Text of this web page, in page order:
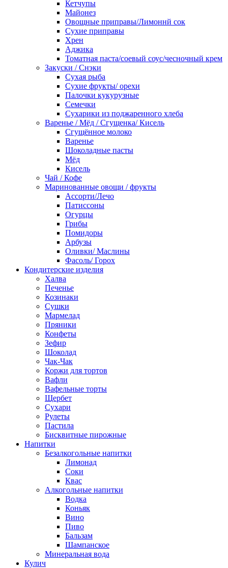
Кетчупы
Майонез
Овощные приправы/Лимоннй сок
Сухие приправы
Хрен
Аджика
Томатная паста/соевый соус/чесночный крем
Закуски / Снэки
Сухая рыба
Сухие фрукты/ орехи
Палочки кукурузные
Семечки
Сухарики из поджаренного хлеба
Варенье / Мёд / Сгущенка/ Кисель
Сгущённое молоко
Варенье
Шоколадные пасты
Мёд
Кисель
Чай / Кофе
Маринованные овощи / фрукты
Ассорти/Лечо
Патиссоны
Огурцы
Грибы
Помидоры
Арбузы
Оливки/ Маслины
Фасоль/ Горох
Кондитерские изделия
Халва
Печенье
Козинаки
Сушки
Мармелад
Пряники
Конфеты
Зефир
Шоколад
Чак-Чак
Коржи для тортов
Вафли
Вафельные торты
Щербет
Сухари
Рулеты
Пастила
Бисквитные пирожные
Напитки
Безалкогольные напитки
Лимонад
Соки
Квас
Алкогольные напитки
Водка
Коньяк
Вино
Пиво
Бальзам
Шампанское
Минеральная вода
Кулич